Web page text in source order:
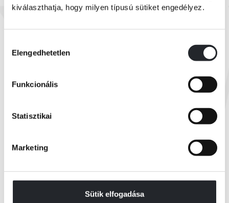
kiválaszthatja, hogy milyen típusú sütiket engedélyez.
kiválasztása
Elengedhetetlen
Funkcionális
Statisztikai
Marketing
Sütik elfogadása
Készleten
Összes könyv